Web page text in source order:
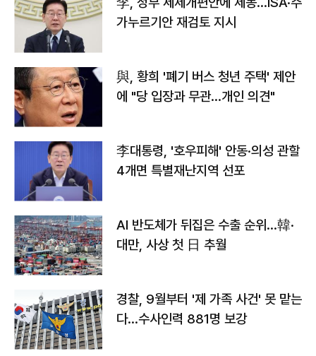
가누르기안 재검토 지시
與, 황희 '폐기 버스 청년 주택' 제안
에 "당 입장과 무관…개인 의견"
李대통령, '호우피해' 안동·의성 관할
4개면 특별재난지역 선포
AI 반도체가 뒤집은 수출 순위…韓·
대만, 사상 첫 日 추월
경찰, 9월부터 '제 가족 사건' 못 맡는
다…수사인력 881명 보강